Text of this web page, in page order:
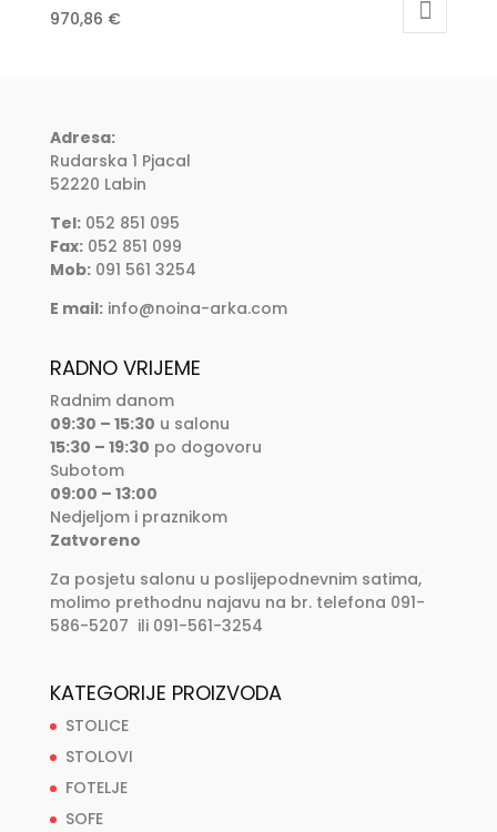
970,86 €
Adresa:
Rudarska 1 Pjacal
52220 Labin
Tel:052 851 095
Fax:052 851 099
Mob:091 561 3254
E mail: info@noina-arka.com
RADNO VRIJEME
Radnim danom
09:30 – 15:30 u salonu
15:30 – 19:30 po dogovoru
Subotom
09:00 – 13:00
Nedjeljom i praznikom
Zatvoreno
Za posjetu salonu u poslijepodnevnim satima,
molimo prethodnu najavu na br. telefona 091-
586-5207 ili 091-561-3254
KATEGORIJE PROIZVODA
STOLICE
STOLOVI
FOTELJE
SOFE